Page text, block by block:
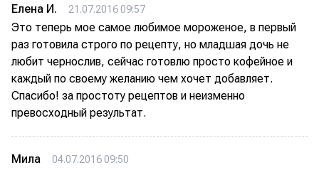
Елена И. 21.07.2016 09:57
Это теперь мое самое любимое мороженое, в первый
раз готовила строго по рецепту, но младшая дочь не
любит чернослив, сейчас готовлю просто кофейное и
каждый по своему желанию чем хочет добавляет.
Спасибо! за простоту рецептов и неизменно
превосходный результат.
Мила 04.07.2016 09:50